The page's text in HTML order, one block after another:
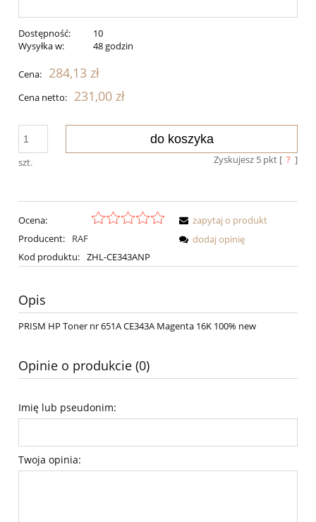
Dostępność:
10
Wysyłka w:
48 godzin
Cena: 284,13 zł
Cena netto: 231,00 zł
szt.
do koszyka
Zyskujesz 5pkt [ ? ]
Ocena:
Producent:
RAF
Kod produktu: ZHL-CE343ANP
zapytaj o produkt
dodaj opinię
Opis
PRISM HP Toner nr 651A CE343A Magenta 16K 100% new
Opinie o produkcie (0)
Imię lub pseudonim:
Twoja opinia: